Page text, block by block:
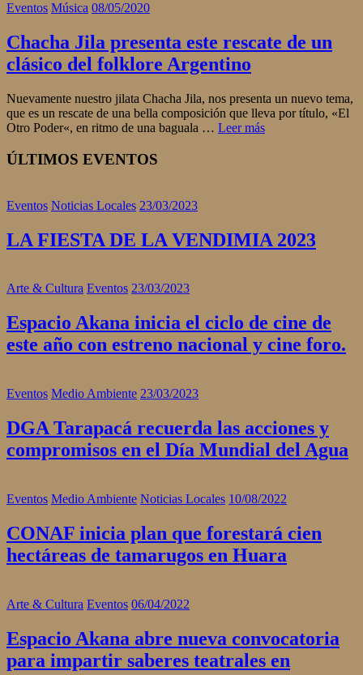
Eventos Música 08/05/2020
Chacha Jila presenta este rescate de un
clásico del folklore Argentino
Nuevamente nuestro jilata Chacha Jila, nos presenta un nuevo tema,
que es un rescate de una bella composición que lleva por título, «El
Otro Poder«, en ritmo de una baguala … Leer más
ÚLTIMOS EVENTOS
Eventos Noticias Locales 23/03/2023
LA FIESTA DE LA VENDIMIA 2023
Arte & Cultura Eventos 23/03/2023
Espacio Akana inicia el ciclo de cine de
este año con estreno nacional y cine foro.
Eventos Medio Ambiente 23/03/2023
DGA Tarapacá recuerda las acciones y
compromisos en el Día Mundial del Agua
Eventos Medio Ambiente Noticias Locales 10/08/2022
CONAF inicia plan que forestará cien
hectáreas de tamarugos en Huara
Arte & Cultura Eventos 06/04/2022
Espacio Akana abre nueva convocatoria
para impartir saberes teatrales en